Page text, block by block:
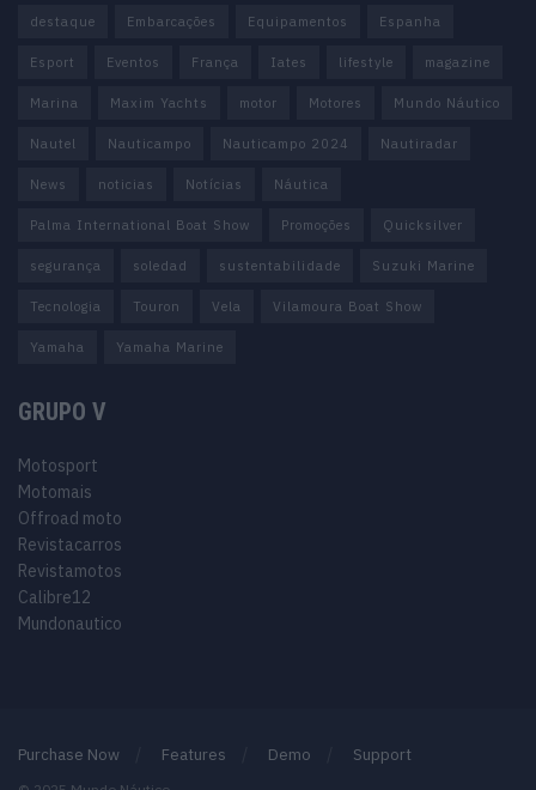
destaque Embarcações Equipamentos Espanha
Esport Eventos França Iates lifestyle magazine
Marina Maxim Yachts motor Motores Mundo Náutico
Nautel Nauticampo Nauticampo 2024 Nautiradar
News noticias Notícias Náutica
Palma International Boat Show Promoções Quicksilver
segurança soledad sustentabilidade Suzuki Marine
Tecnologia Touron Vela Vilamoura Boat Show
Yamaha Yamaha Marine
GRUPO V
Motosport
Motomais
Offroad moto
Revistacarros
Revistamotos
Calibre12
Mundonautico
Purchase Now Features Demo Support